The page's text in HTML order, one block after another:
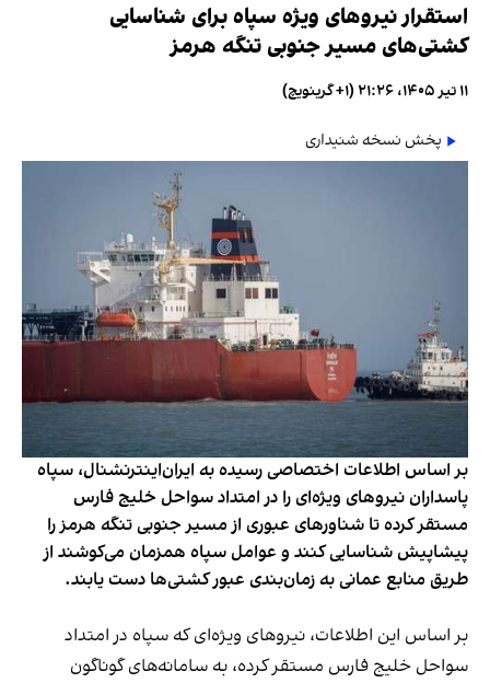
استقرار نیروهای ویژه سپاه برای شناسایی
کشتی‌های مسیر جنوبی تنگه هرمز
۱۱ تیر ۱۴۰۵، ۲۱:۲۶ (‎+۱ گرینویچ)
پخش نسخه شنیداری
بر اساس اطلاعات اختصاصی رسیده به ایران‌اینترنشنال، سپاه
پاسداران نیروهای ویژه‌ای را در امتداد سواحل خلیج فارس
مستقر کرده تا شناورهای عبوری از مسیر جنوبی تنگه هرمز را
پیشاپیش شناسایی کنند و عوامل سپاه همزمان می‌کوشند از
طریق منابع عمانی به زمان‌بندی عبور کشتی‌ها دست یابند.
بر اساس این اطلاعات، نیروهای ویژه‌ای که سپاه در امتداد
سواحل خلیج فارس مستقر کرده، به سامانه‌های گوناگون